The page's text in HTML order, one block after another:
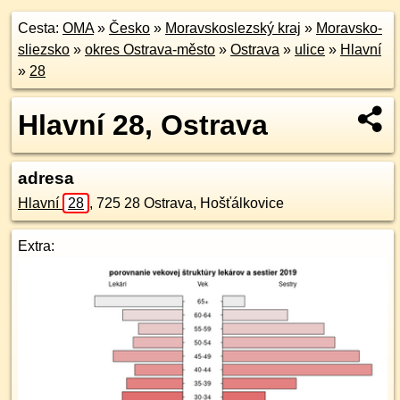
Cesta: OMA» Česko » Moravskoslezský kraj » Moravsko-
sliezsko » okres Ostrava-město » Ostrava » ulice » Hlavní
» 28
Hlavní 28, Ostrava
adresa
Hlavní 28 , 725 28 Ostrava, Hošťálkovice
Extra: